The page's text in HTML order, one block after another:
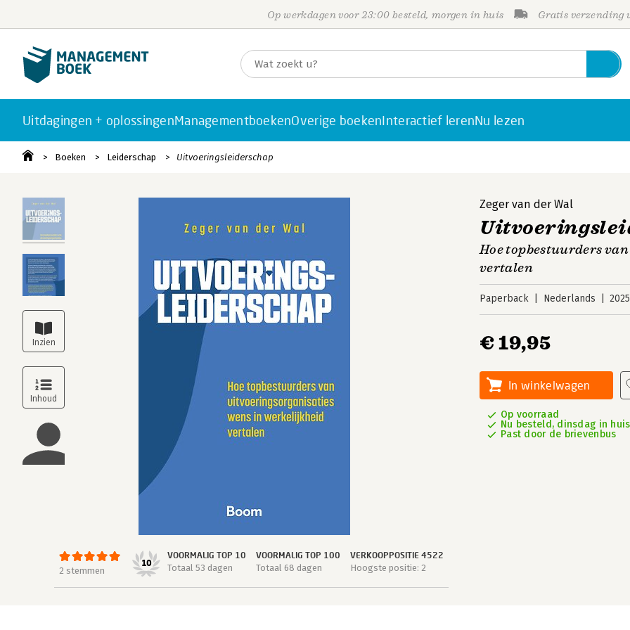
Op werkdagen voor 23:00 besteld, morgen in huis Gratis verzending
Uitdagingen + oplossingenManagementboekenOverige boekenInteractief lerenNu lezen
Boeken Leiderschap Uitvoeringsleiderschap
2 stemmen
10
VOORMALIG TOP 10
Totaal 53 dagen
VOORMALIG TOP 100
Totaal 68 dagen
VERKOOPPOSITIE 4522
Hoogste positie: 2
Zeger van der Wal
Hoe topbestuurders
vertalen
Paperback Nederlands 2025
€ 19,95
In winkelwagen
Op voorraad
Nu besteld, dinsdag in huis
Past door de brievenbus